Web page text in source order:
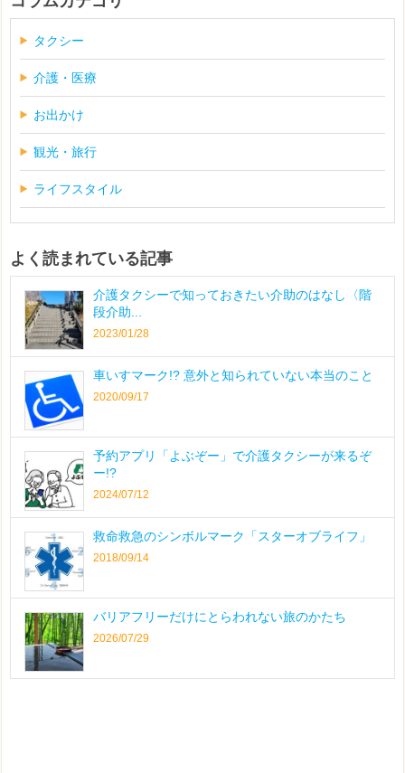
タクシー
介護・医療
お出かけ
観光・旅行
ライフスタイル
よく読まれている記事
介護タクシーで知っておきたい介助のはなし〈階
段介助...
2023/01/28
車いすマーク!? 意外と知られていない本当のこと
2020/09/17
予約アプリ「よぶぞー」で介護タクシーが来るぞ
ー!?
2024/07/12
救命救急のシンボルマーク「スターオブライフ」
2018/09/14
バリアフリーだけにとらわれない旅のかたち
2026/07/29